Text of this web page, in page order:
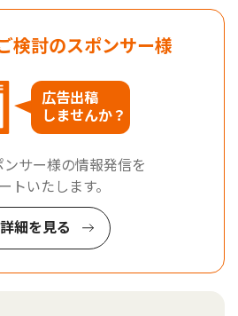
検討のスポンサー様
広告出稿
しませんか？
ンサー様の情報発信を
トいたします。
詳細を見る